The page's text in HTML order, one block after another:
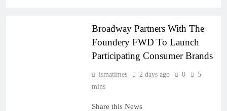
Broadway Partners With The
Foundery FWD To Launch
Participating Consumer Brands
ismatimes 2 days ago 0
5
mins
Share this News